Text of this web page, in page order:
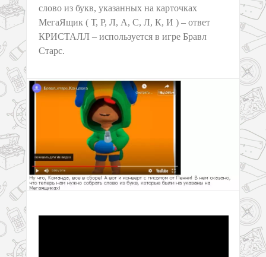
слово из букв, указанных на карточках
МегаЯщик ( Т, Р, Л, А, С, Л, К, И ) – ответ
КРИСТАЛЛ – используется в игре Бравл
Старс.